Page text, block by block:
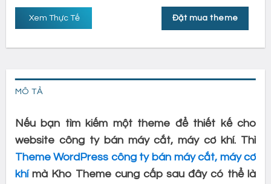
Đặt mua theme
Xem Thực Tế
MÔ TẢ
Nếu bạn tìm kiếm một theme để thiết kế cho
website công ty bán máy cắt, máy cơ khí. Thì
Theme WordPress công ty bán máy cắt, máy cơ
khímà Kho Theme cung cấp sau đây có thể là